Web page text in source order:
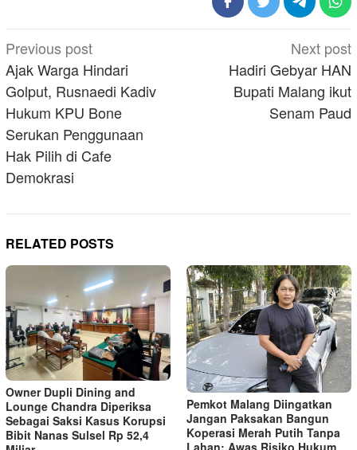
Post
navigation
Previous post
Ajak Warga Hindari
Golput, Rusnaedi Kadiv
Hukum KPU Bone
Serukan Penggunaan
Hak Pilih di Cafe
Demokrasi
Next post
Hadiri Gebyar HAN
Bupati Malang ikut
Senam Paud
RELATED POSTS
Owner Dupli Dining and
Lounge Chandra Diperiksa
Sebagai Saksi Kasus Korupsi
Bibit Nanas Sulsel Rp 52,4
Pemkot Malang Diingatkan
Jangan Paksakan Bangun
Koperasi Merah Putih Tanpa